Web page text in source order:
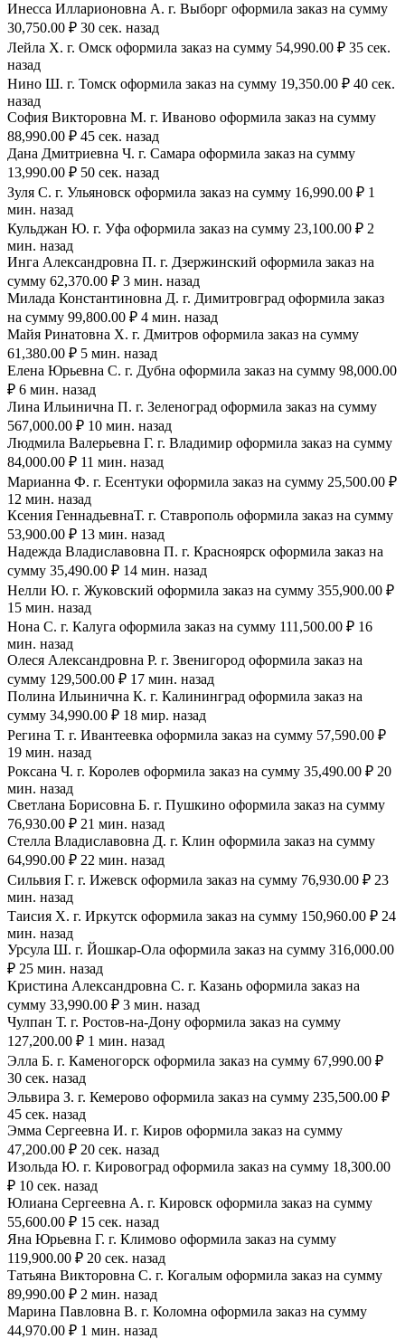
Инесса Илларионовна А. г. Выборг оформила заказ на сумму
30,750.00 ₽ 30 сек. назад
Лейла Х. г. Омск оформила заказ на сумму 54,990.00 ₽ 35 сек.
назад
Нино Ш. г. Томск оформила заказ на сумму 19,350.00 ₽ 40 сек.
назад
София Викторовна М. г. Иваново оформила заказ на сумму
88,990.00 ₽ 45 сек. назад
Дана Дмитриевна Ч. г. Самара оформила заказ на сумму
13,990.00 ₽ 50 сек. назад
Зуля С. г. Ульяновск оформила заказ на сумму 16,990.00 ₽ 1
мин. назад
Кульджан Ю. г. Уфа оформила заказ на сумму 23,100.00 ₽ 2
мин. назад
Инга Александровна П. г. Дзержинский оформила заказ на
сумму 62,370.00 ₽ 3 мин. назад
Милада Константиновна Д. г. Димитровград оформила заказ
на сумму 99,800.00 ₽ 4 мин. назад
Майя Ринатовна Х. г. Дмитров оформила заказ на сумму
61,380.00 ₽ 5 мин. назад
Елена Юрьевна С. г. Дубна оформила заказ на сумму 98,000.00
₽ 6 мин. назад
Лина Ильинична П. г. Зеленоград оформила заказ на сумму
567,000.00 ₽ 10 мин. назад
Людмила Валерьевна Г. г. Владимир оформила заказ на сумму
84,000.00 ₽ 11 мин. назад
Марианна Ф. г. Есентуки оформила заказ на сумму 25,500.00 ₽
12 мин. назад
Ксения ГеннадьевнаТ. г. Ставрополь оформила заказ на сумму
53,900.00 ₽ 13 мин. назад
Надежда Владиславовна П. г. Красноярск оформила заказ на
сумму 35,490.00 ₽ 14 мин. назад
Нелли Ю. г. Жуковский оформила заказ на сумму 355,900.00 ₽
15 мин. назад
Нона С. г. Калуга оформила заказ на сумму 111,500.00 ₽ 16
мин. назад
Олеся Александровна Р. г. Звенигород оформила заказ на
сумму 129,500.00 ₽ 17 мин. назад
Полина Ильинична К. г. Калининград оформила заказ на
сумму 34,990.00 ₽ 18 мир. назад
Регина Т. г. Ивантеевка оформила заказ на сумму 57,590.00 ₽
19 мин. назад
Роксана Ч. г. Королев оформила заказ на сумму 35,490.00 ₽ 20
мин. назад
Светлана Борисовна Б. г. Пушкино оформила заказ на сумму
76,930.00 ₽ 21 мин. назад
Стелла Владиславовна Д. г. Клин оформила заказ на сумму
64,990.00 ₽ 22 мин. назад
Сильвия Г. г. Ижевск оформила заказ на сумму 76,930.00 ₽ 23
мин. назад
Таисия Х. г. Иркутск оформила заказ на сумму 150,960.00 ₽ 24
мин. назад
Урсула Ш. г. Йошкар-Ола оформила заказ на сумму 316,000.00
₽ 25 мин. назад
Кристина Александровна С. г. Казань оформила заказ на
сумму 33,990.00 ₽ 3 мин. назад
Чулпан Т. г. Ростов-на-Дону оформила заказ на сумму
127,200.00 ₽ 1 мин. назад
Элла Б. г. Каменогорск оформила заказ на сумму 67,990.00 ₽
30 сек. назад
Эльвира З. г. Кемерово оформила заказ на сумму 235,500.00 ₽
45 сек. назад
Эмма Сергеевна И. г. Киров оформила заказ на сумму
47,200.00 ₽ 20 сек. назад
Изольда Ю. г. Кировоград оформила заказ на сумму 18,300.00
₽ 10 сек. назад
Юлиана Сергеевна А. г. Кировск оформила заказ на сумму
55,600.00 ₽ 15 сек. назад
Яна Юрьевна Г. г. Климово оформила заказ на сумму
119,900.00 ₽ 20 сек. назад
Татьяна Викторовна С. г. Когалым оформила заказ на сумму
89,990.00 ₽ 2 мин. назад
Марина Павловна В. г. Коломна оформила заказ на сумму
44,970.00 ₽ 1 мин. назад